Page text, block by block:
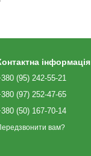
інформація
(95) 242-55-21
(97) 252-47-65
(50) 167-70-14
вам?